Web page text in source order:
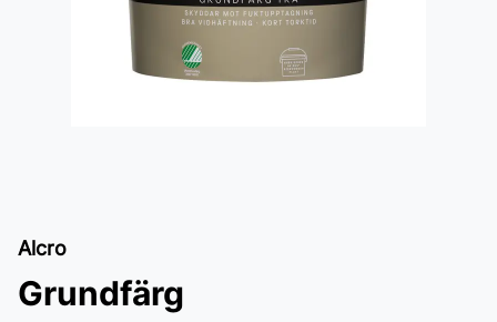
Alcro
Grundfärg